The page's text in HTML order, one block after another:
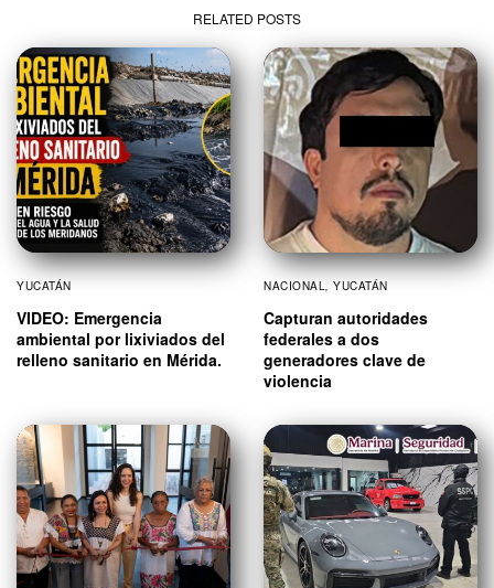
RELATED POSTS
YUCATÁN
VIDEO: Emergencia
ambiental por lixiviados del
relleno sanitario en Mérida.
NACIONAL, YUCATÁN
Capturan autoridades
federales a dos
generadores clave de
violencia